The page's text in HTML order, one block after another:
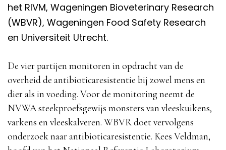
het RIVM, Wageningen Bioveterinary Research
(WBVR), Wageningen Food Safety Research
en Universiteit Utrecht.
De vier partijen monitoren in opdracht van de
overheid de antibioticaresistentie bij zowel mens en
dier als in voeding. Voor de monitoring neemt de
NVWA steekproefsgewijs monsters van vleeskuikens,
varkens en vleeskalveren. WBVR doet vervolgens
onderzoek naar antibioticaresistentie. Kees Veldman,